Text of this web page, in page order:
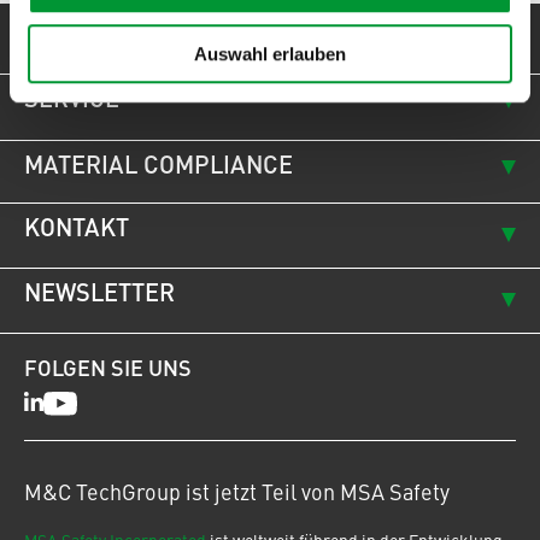
Auswahl erlauben
VERTRAGSBEDINGUNGEN
KONTAKT
NEWSLETTER
SERVICE
MATERIAL COMPLIANCE
FOLGEN SIE UNS
LinkedIn
Youtube
M&C TechGroup ist jetzt Teil von MSA Safety